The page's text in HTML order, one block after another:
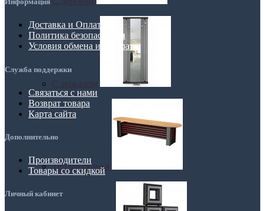
Теплая скамья
Доставка и Оплата
Политика безопасности
Условия обмена и возврата
Служба поддержки
Связаться с нами
Возврат товара
Карта сайта
Дополнительно
Производители
Товары со скидкой
Личный кабинет